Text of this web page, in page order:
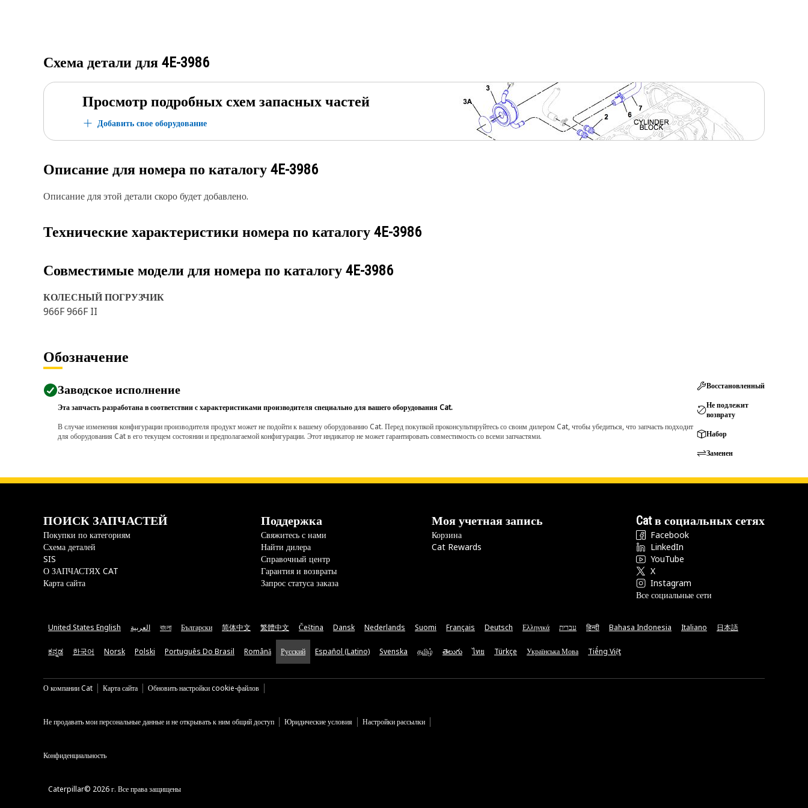
Схема детали для 4E-3986
Просмотр подробных схем запасных частей
Добавить свое оборудование
Описание для номера по каталогу 4E-3986
Описание для этой детали скоро будет добавлено.
Технические характеристики номера по каталогу 4E-3986
Совместимые модели для номера по каталогу 4E-3986
КОЛЕСНЫЙ ПОГРУЗЧИК
966F 966F II
Обозначение
Заводское исполнение
Эта запчасть разработана в соответствии с характеристиками производителя специально для вашего оборудования Cat.
В случае изменения конфигурации производителя продукт может не подойти к вашему оборудованию Cat. Перед покупкой проконсультируйтесь со своим дилером Cat, чтобы убедиться, что запчасть подходит
для оборудования Cat в его текущем состоянии и предполагаемой конфигурации. Этот индикатор не может гарантировать совместимость со всеми запчастями.
Восстановленный
Не подлежит
возврату
Набор
Заменен
ПОИСК ЗАПЧАСТЕЙ
Покупки по категориям
Схема деталей
SIS
О ЗАПЧАСТЯХ CAT
Карта сайта
Поддержка
Свяжитесь с нами
Найти дилера
Справочный центр
Гарантия и возвраты
Запрос статуса заказа
Моя учетная запись
Корзина
Cat Rewards
Cat в социальных сетях
Facebook
LinkedIn
YouTube
X
Instagram
Все социальные сети
United States English العربية বাংলা Български 简体中文 繁體中文 Čeština Dansk Nederlands Suomi Français Deutsch Ελληνικά עברית हिन्दी Bahasa Indonesia Italiano 日本語
ಕನ್ನಡ 한국어 Norsk Polski Português Do Brasil Română Русский Español (Latino) Svenska தமிழ் తెలుగు ไทย Türkçe Українська Мова Tiếng Việt
О компании Cat Карта сайта Обновить настройки cookie-файлов
Не продавать мои персональные данные и не открывать к ним общий доступ Юридические условия Настройки рассылки
Конфиденциальность
Caterpillar© 2026 г. Все права защищены